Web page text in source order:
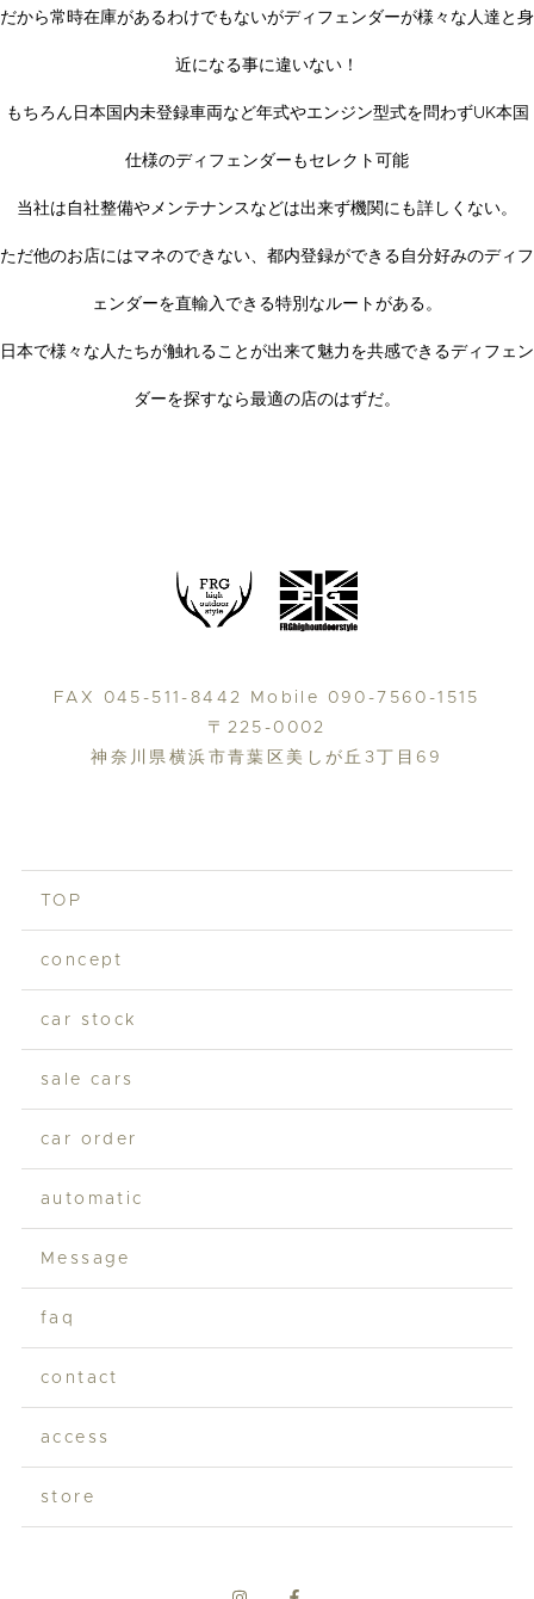
だから常時在庫があるわけでもないがディフェンダーが様々な人達と身
近になる事に違いない！
もちろん日本国内未登録車両など年式やエンジン型式を問わずUK本国
仕様のディフェンダーもセレクト可能
当社は自社整備やメンテナンスなどは出来ず機関にも詳しくない。
ただ他のお店にはマネのできない、都内登録ができる自分好みのディフ
ェンダーを直輸入できる特別なルートがある。
日本で様々な人たちが触れることが出来て魅力を共感できるディフェン
ダーを探すなら最適の店のはずだ。
FAX 045-511-8442 Mobile 090-7560-1515
〒225-0002
神奈川県横浜市青葉区美しが丘3丁目69
TOP
concept
car stock
sale cars
car order
automatic
Message
faq
contact
access
store